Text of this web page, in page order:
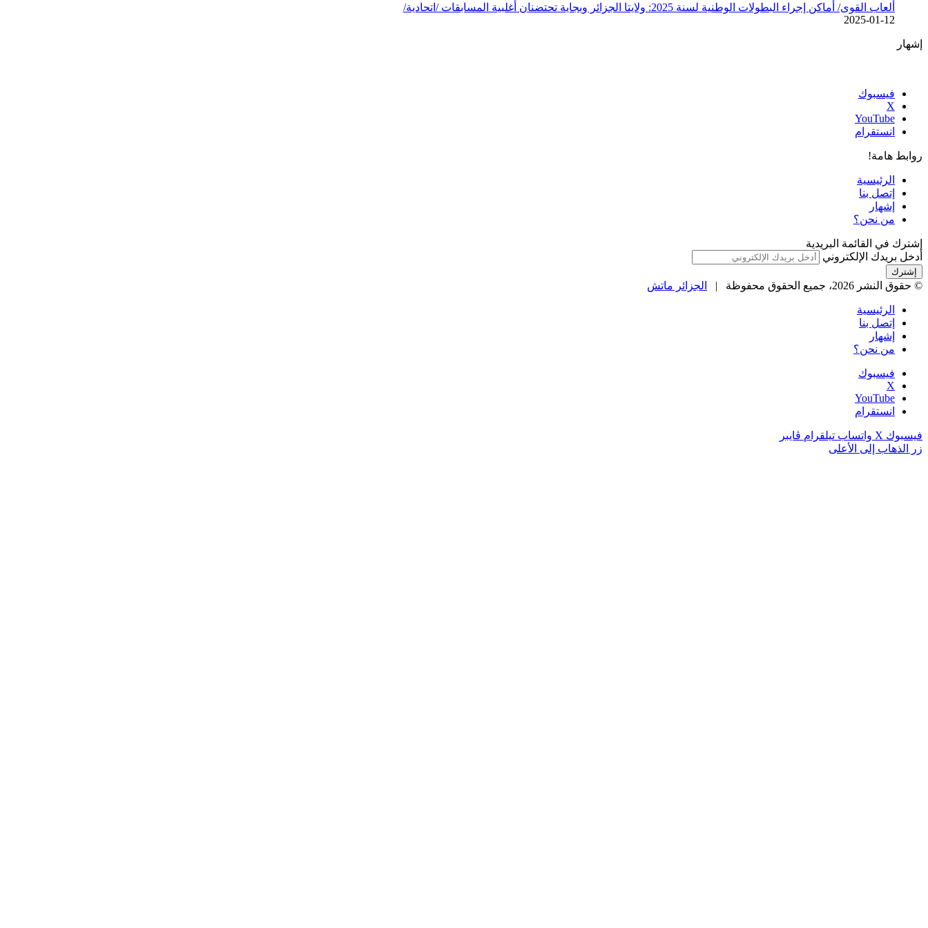
ألعاب القوى/ أماكن إجراء البطولات الوطنية لسنة 2025: ولايتا الجزائر وبجاية تحتضنان أغلبية المسابقات /اتحادية/
2025-01-12
إشهار
فيسبوك
‫X
‫YouTube
انستقرام
روابط هامة!
الرئيسية
إتصل بنا
إشهار
من نحن؟
إشترك في القائمة البريدية
أدخل بريدك الإلكتروني
© حقوق النشر 2026، جميع الحقوق محفوظة | الجزائر ماتش
الرئيسية
إتصل بنا
إشهار
من نحن؟
فيسبوك
‫X
‫YouTube
انستقرام
فيسبوك ‫X واتساب تيلقرام ڤايبر
زر الذهاب إلى الأعلى